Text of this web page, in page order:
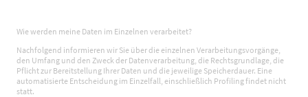
Wie werden meine Daten im Einzelnen verarbeitet?
Nachfolgend informieren wir Sie über die einzelnen Verarbeitungsvorgänge,
den Umfang und den Zweck der Datenverarbeitung, die Rechtsgrundlage, die
Pflicht zur Bereitstellung Ihrer Daten und die jeweilige Speicherdauer. Eine
automatisierte Entscheidung im Einzelfall, einschließlich Profiling findet nicht
statt.